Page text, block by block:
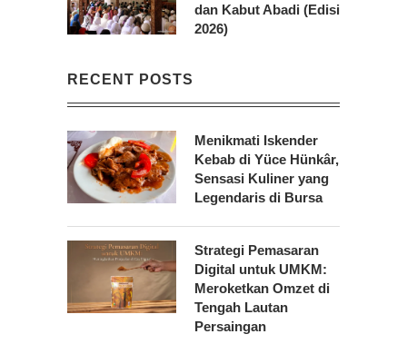
dan Kabut Abadi (Edisi
2026)
RECENT POSTS
Menikmati Iskender
Kebab di Yüce Hünkâr,
Sensasi Kuliner yang
Legendaris di Bursa
Strategi Pemasaran
Digital untuk UMKM:
Meroketkan Omzet di
Tengah Lautan
Persaingan